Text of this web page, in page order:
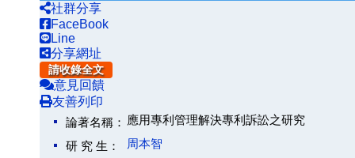
社群分享
FaceBook
Line
分享網址
請收錄全文
意見回饋
友善列印
論著名稱： 應用專利管理解決專利訴訟之研究
研 究 生：
周本智